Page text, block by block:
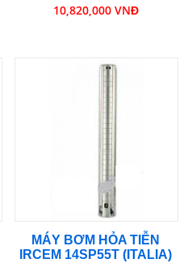
10,820,000 VNĐ
MÁY BƠM HỎA TIỄN
IRCEM 14SP55T (ITALIA)